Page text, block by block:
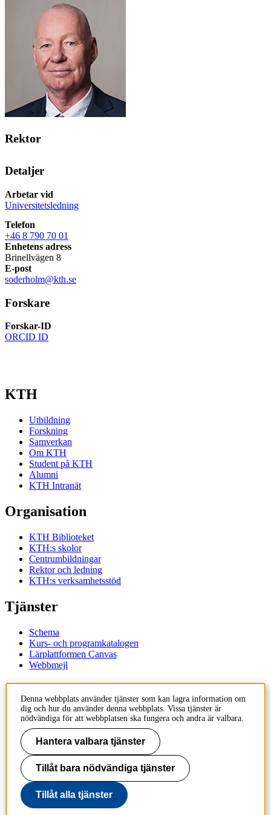
Rektor
Detaljer
Arbetar vid
Universitetsledning
Telefon
+46 8 790 70 01
Enhetens adress
Brinellvägen 8
E-post
soderholm@kth.se
Forskare
Forskar-ID
ORCID ID
KTH
Utbildning
Forskning
Samverkan
Om KTH
Student på KTH
Alumni
KTH Intranät
Organisation
KTH Biblioteket
KTH:s skolor
Centrumbildningar
Rektor och ledning
KTH:s verksamhetsstöd
Tjänster
Schema
Kurs- och programkatalogen
Lärplattformen Canvas
Webbmejl
Kontakt
KTH
100 44 Stockholm
+46 8 790 60 00
Kontakta KTH
Jobba på KTH
Press och media
Faktura och betalning KTH
Om KTH:s webbplatser
Denna webbplats använder tjänster som kan lagra information om
dig och hur du använder denna webbplats. Vissa tjänster är
nödvändiga för att webbplatsen ska fungera och andra är valbara.
Hantera valbara tjänster
Tillåt bara nödvändiga tjänster
Tillåt alla tjänster